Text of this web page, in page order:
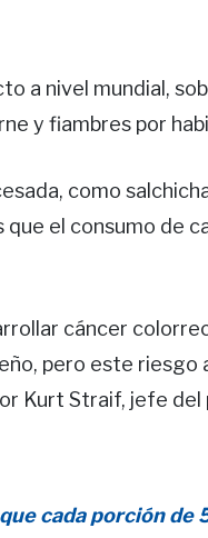
a nivel mundial,
y fiambres por
como
el consumo de
cáncer
pero este riesgo
Kurt Straif, jefe
cada porción de